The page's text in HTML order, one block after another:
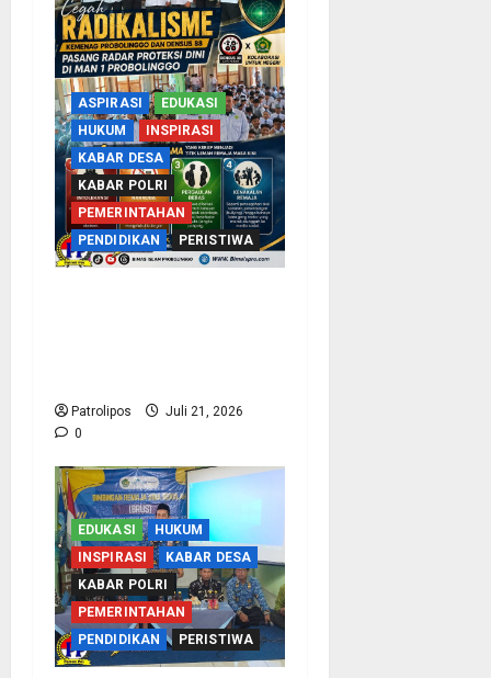
ASPIRASI
EDUKASI
HUKUM
INSPIRASI
KABAR DESA
KABAR POLRI
PEMERINTAHAN
PENDIDIKAN
PERISTIWA
Patrolipos
Juli 21, 2026
0
EDUKASI
HUKUM
INSPIRASI
KABAR DESA
KABAR POLRI
PEMERINTAHAN
PENDIDIKAN
PERISTIWA